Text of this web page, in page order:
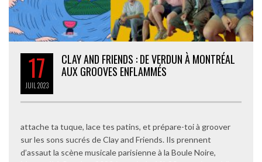
17
JUIL 2023
CLAY AND FRIENDS : DE VERDUN À MONTRÉAL
AUX GROOVES ENFLAMMÉS
attache ta tuque, lace tes patins, et prépare-toi à groover
sur les sons sucrés de Clay and Friends. Ils prennent
d’assaut la scène musicale parisienne à la Boule Noire,